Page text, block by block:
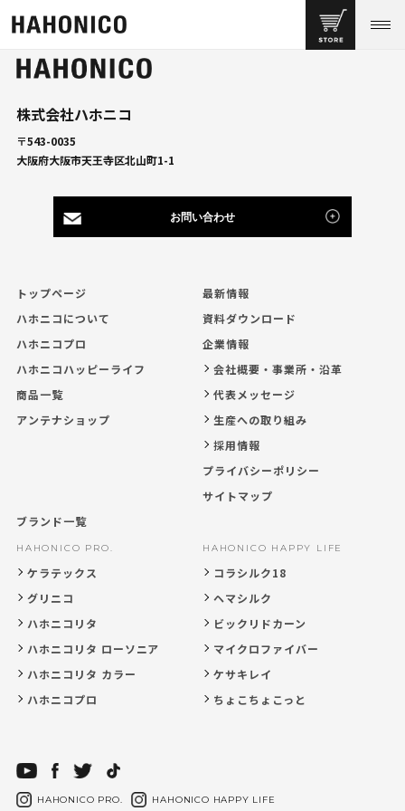
株式会社ハホニコ
〒543-0035
大阪府大阪市天王寺区北山町1-1
お問い合わせ
トップページ
ハホニコについて
ハホニコプロ
ハホニコハッピーライフ
商品一覧
アンテナショップ
ブランド一覧
HAHONICO PRO.
ケラテックス
グリニコ
ハホニコリタ
ハホニコリタ ローソニア
ハホニコリタ カラー
ハホニコプロ
HAHONICO HAPPY LIFE
コラシルク18
ヘマシルク
ビックリドカーン
マイクロファイバー
ケサキレイ
ちょこちょこっと
最新情報
資料ダウンロード
企業情報
会社概要・事業所・沿革
代表メッセージ
生産への取り組み
採用情報
プライバシーポリシー
サイトマップ
HAHONICO PRO. HAHONICO HAPPY LIFE